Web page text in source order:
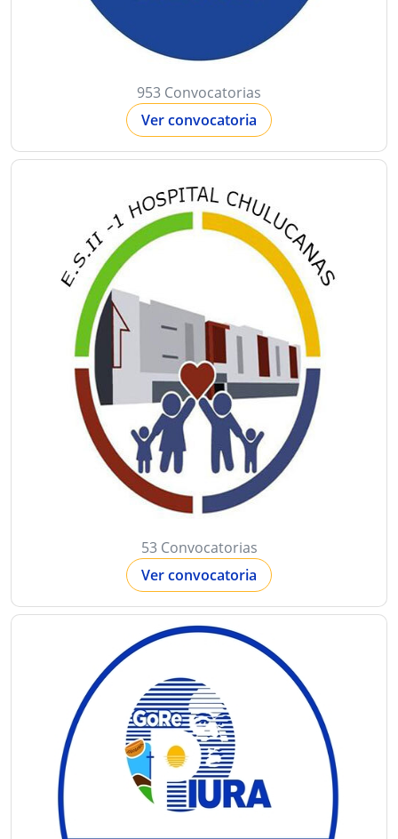
953 Convocatorias
Ver convocatoria
53 Convocatorias
Ver convocatoria